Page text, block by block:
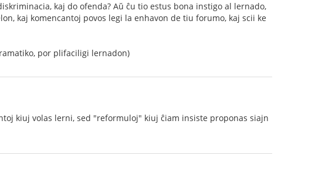
kaj do ofenda? Aŭ ĉu tio estus bona instigo al lernado,
kaj komencantoj povos legi la enhavon de tiu forumo, kaj scii ke
por plifaciligi lernadon)
kiuj volas lerni, sed "reformuloj" kiuj ĉiam insiste proponas siajn